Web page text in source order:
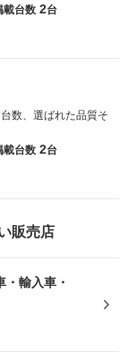
載台数 2台
数、選ばれた品質そ
載台数 2台
販売店
輸入車・